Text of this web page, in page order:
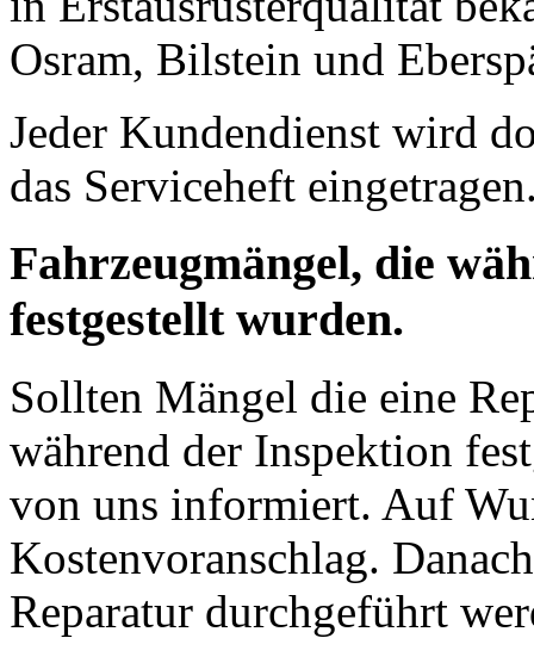
Osram, Bilstein und
Jeder Kundendienst wird
das Serviceheft
Fahrzeugmängel, die
festgestellt wurden.
Sollten Mängel die eine
während der Inspektion
von uns informiert. Auf
Kostenvoranschlag.
Reparatur durchgeführt